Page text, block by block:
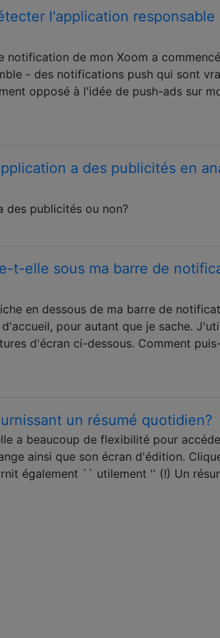
l'application responsable
notification de mon Xoom a
- des notifications push qui sont
opposé à l'idée de push-ads sur
a des publicités en
des publicités ou non?
t-elle sous ma barre de
en dessous de ma barre de
pour autant que je sache.
d'écran ci-dessous. Comment
un résumé quotidien?
a beaucoup de flexibilité pour
ainsi que son écran d'édition.
également `` utilement '' (!) Un